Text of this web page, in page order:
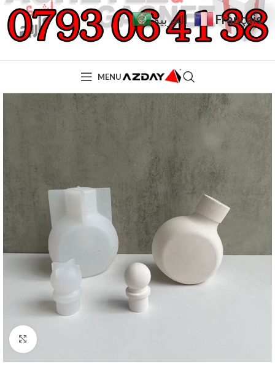
MENU
Click to enlarge
العربية Français